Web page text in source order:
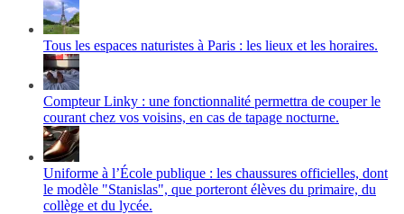
Tous les espaces naturistes à Paris : les lieux et les horaires.
Compteur Linky : une fonctionnalité permettra de couper le
courant chez vos voisins, en cas de tapage nocturne.
Uniforme à l’École publique : les chaussures officielles, dont
le modèle "Stanislas", que porteront élèves du primaire, du
collège et du lycée.